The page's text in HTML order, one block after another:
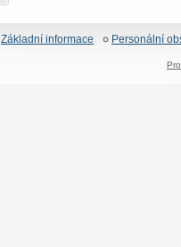
Základní informace Personální